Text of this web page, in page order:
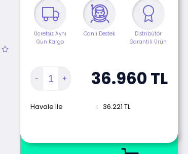
Ücretsiz Aynı
Gün Kargo
Canlı Destek
Distribütör
Garantili Ürün
36.960 TL
Havale ile : 36.221 TL